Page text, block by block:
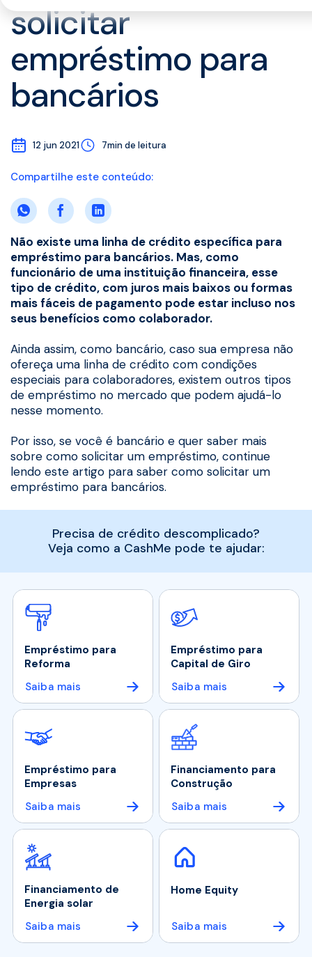
solicitar
empréstimo para
bancários
12 jun 2021 7min de leitura
Não existe uma linha de crédito específica para
empréstimo para bancários. Mas, como
funcionário de uma instituição financeira, esse
tipo de crédito, com juros mais baixos ou formas
mais fáceis de pagamento pode estar incluso nos
seus benefícios como colaborador.
Ainda assim, como bancário, caso sua empresa não
ofereça uma linha de crédito com condições
especiais para colaboradores, existem outros tipos
de empréstimo no mercado que podem ajudá-lo
nesse momento.
Por isso, se você é bancário e quer saber mais
sobre como solicitar um empréstimo, continue
lendo este artigo para saber como solicitar um
empréstimo para bancários.
Precisa de crédito descomplicado?
Veja como a CashMe pode te ajudar:
Empréstimo para
Reforma
Saiba mais
Empréstimo para
Capital de Giro
Saiba mais
Empréstimo para
Empresas
Saiba mais
Financiamento para
Construção
Saiba mais
Financiamento de
Energia solar
Saiba mais
Home Equity
Saiba mais
Compartilhe este conteúdo: